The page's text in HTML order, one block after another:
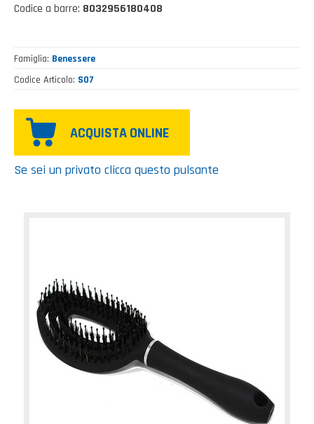
Codice a barre: 8032956180408
Famiglia Benessere
Codice Articolo S07
ACQUISTA ONLINE
Se sei un privato clicca questo pulsante